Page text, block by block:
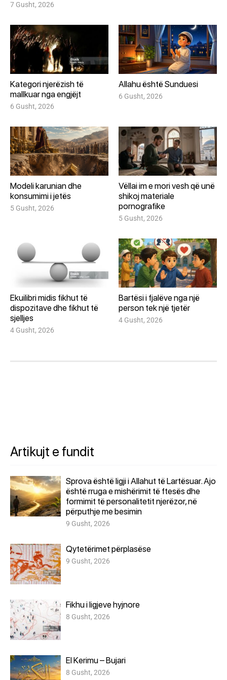
7 Gusht, 2026
Kategori njerëzish të
mallkuar nga engjëjt
6 Gusht, 2026
Allahu është Sunduesi
6 Gusht, 2026
Modeli karunian dhe
konsumimi i jetës
5 Gusht, 2026
Vëllai im e mori vesh që unë
shikoj materiale
pornografike
5 Gusht, 2026
Ekuilibri midis fikhut të
dispozitave dhe fikhut të
sjelljes
4 Gusht, 2026
Bartësi i fjalëve nga një
person tek një tjetër
4 Gusht, 2026
Artikujt e fundit
Sprova është ligji i Allahut të Lartësuar. Ajo
është rruga e mishërimit të ftesës dhe
formimit të personalitetit njerëzor, në
përputhje me besimin
9 Gusht, 2026
Qytetërimet përplasëse
9 Gusht, 2026
Fikhu i ligjeve hyjnore
8 Gusht, 2026
El Kerimu – Bujari
8 Gusht, 2026